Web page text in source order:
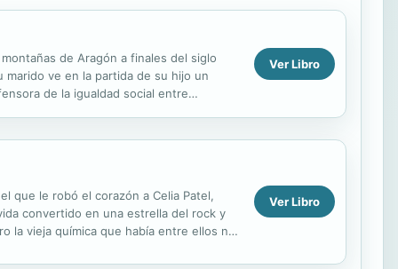
de Aragón a finales del siglo
marido ve en la partida de su hijo un
de la igualdad social entre
Ver Libro
que le robó el corazón a Celia Patel,
convertido en una estrella del rock y
la vieja química que había entre ellos no
Ver Libro